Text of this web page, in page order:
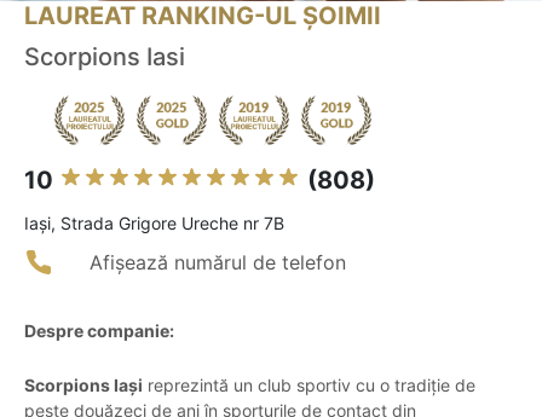
LAUREAT RANKING-UL ȘOIMII
Scorpions Iasi
10 (808)
Iaşi, Strada Grigore Ureche nr 7B
Afișează numărul de telefon
Despre companie:
Scorpions Iași reprezintă un club sportiv cu o tradiție de
peste douăzeci de ani în sporturile de contact din